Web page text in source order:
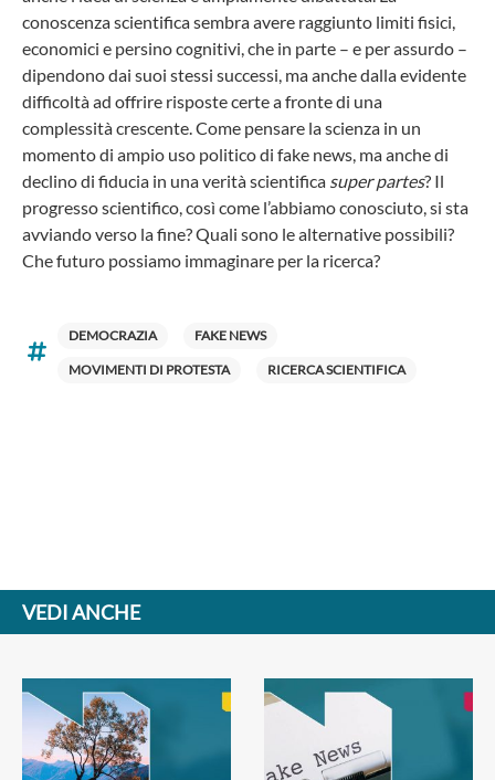
conoscenza scientifica sembra avere raggiunto limiti fisici,
economici e persino cognitivi, che in parte – e per assurdo –
dipendono dai suoi stessi successi, ma anche dalla evidente
difficoltà ad offrire risposte certe a fronte di una
complessità crescente. Come pensare la scienza in un
momento di ampio uso politico di fake news, ma anche di
declino di fiducia in una verità scientifica super partes? Il
progresso scientifico, così come l’abbiamo conosciuto, si sta
avviando verso la fine? Quali sono le alternative possibili?
Che futuro possiamo immaginare per la ricerca?
DEMOCRAZIA FAKE NEWS
MOVIMENTI DI PROTESTA RICERCA SCIENTIFICA
VEDI ANCHE